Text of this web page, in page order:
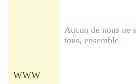
Aucun de nous ne
tous, ensemble.
WWW